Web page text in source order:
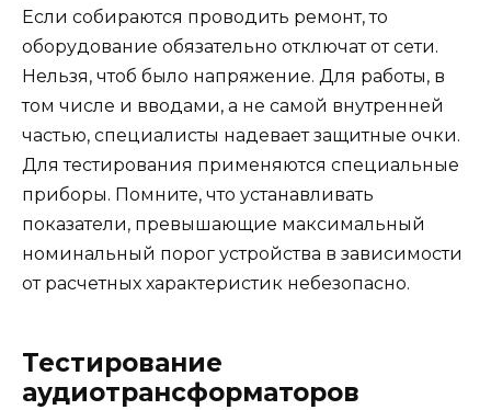
Если собираются проводить ремонт, то
оборудование обязательно отключат от сети.
Нельзя, чтоб было напряжение. Для работы, в
том числе и вводами, а не самой внутренней
частью, специалисты надевает защитные очки.
Для тестирования применяются специальные
приборы. Помните, что устанавливать
показатели, превышающие максимальный
номинальный порог устройства в зависимости
от расчетных характеристик небезопасно.
Тестирование
аудиотрансформаторов